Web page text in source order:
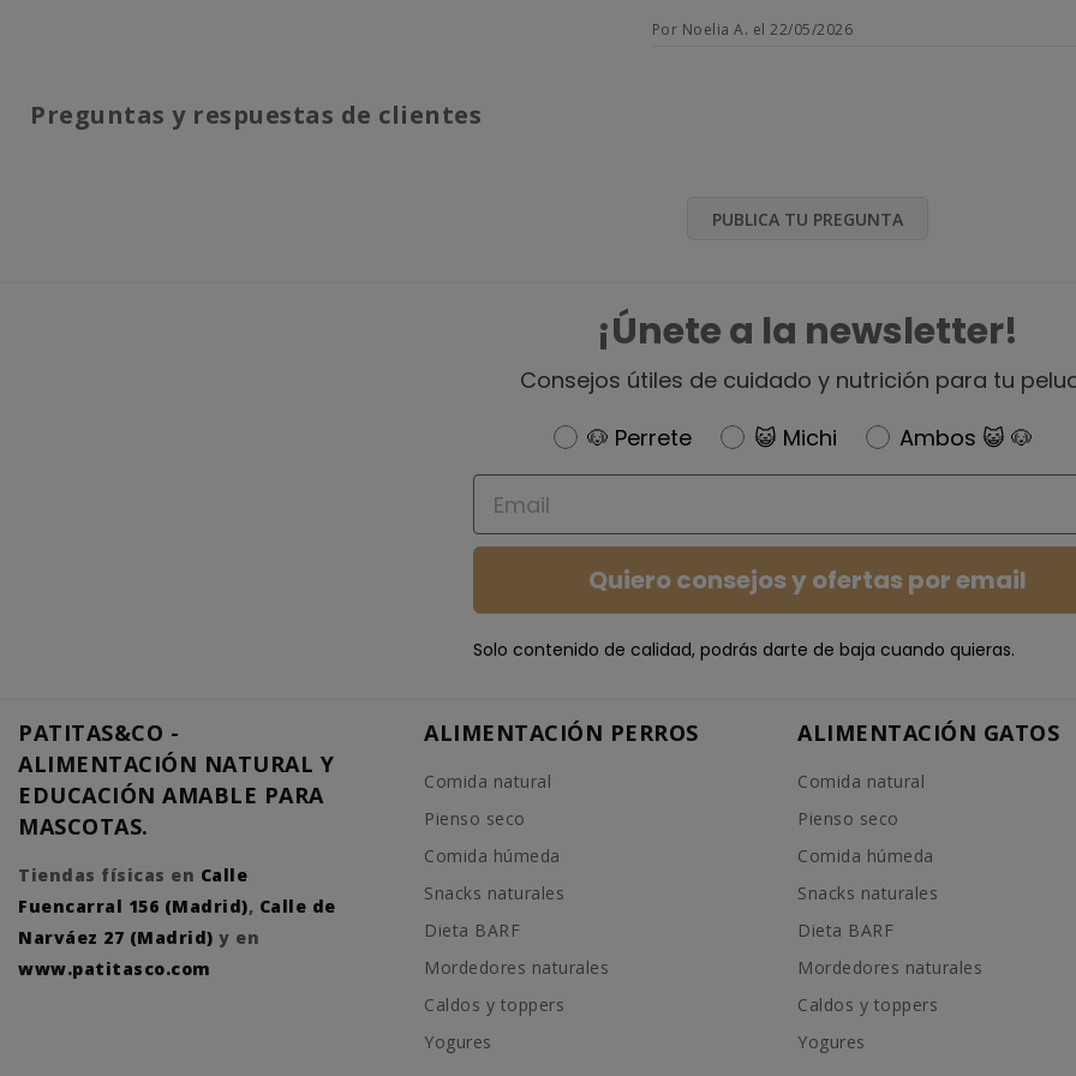
Por Noelia A. el 22/05/2026
Preguntas y respuestas de clientes
PUBLICA TU PREGUNTA
¡Únete a la newsletter!
Consejos útiles de cuidado y nutrición para tu
Newsletter
🐶 Perrete 😺 Michi
Ambos 😺 🐶
Email
Quiero consejos y ofertas por email
Solo contenido de calidad, podrás darte de baja cuando quieras.
PATITAS&CO -
ALIMENTACIÓN NATURAL Y
EDUCACIÓN AMABLE PARA
MASCOTAS.
Tiendas físicas en Calle
Fuencarral 156 (Madrid), Calle de
Narváez 27 (Madrid) y en
www.patitasco.com
ALIMENTACIÓN PERROS
Comida natural
Pienso seco
Comida húmeda
Snacks naturales
Dieta BARF
Mordedores naturales
Caldos y toppers
Yogures
ALIMENTACIÓN GATOS
Comida natural
Pienso seco
Comida húmeda
Snacks naturales
Dieta BARF
Mordedores naturales
Caldos y toppers
Yogures